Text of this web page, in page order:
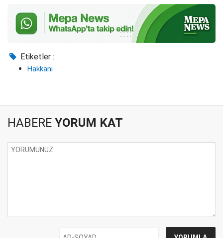
Etiketler :
Hakkani
HABERE YORUM KAT